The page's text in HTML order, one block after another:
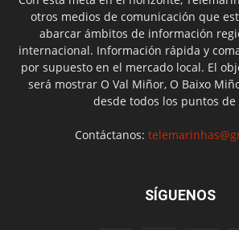
otros medios de comunicación que
abarcar ámbitos de información
internacional. Información rápida y
por supuesto en el mercado local. El
será mostrar O Val Miñor, O Baixo
desde todos los puntos de
Contáctanos:
SÍGUENOS